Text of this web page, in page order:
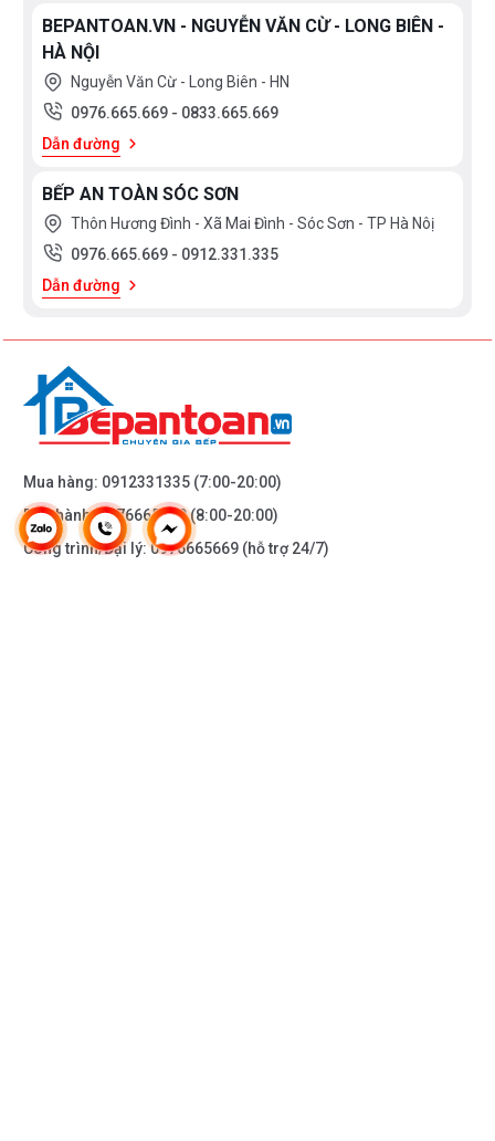
BEPANTOAN.VN - NGUYỄN VĂN CỪ - LONG BIÊN -
HÀ NỘI
Nguyễn Văn Cừ - Long Biên - HN
0976.665.669 - 0833.665.669
Dẫn đường
BẾP AN TOÀN SÓC SƠN
Thôn Hương Đình - Xã Mai Đình - Sóc Sơn - TP Hà Nôị
0976.665.669 - 0912.331.335
Dẫn đường
Mua hàng: 0912331335 (7:00-20:00)
Bảo hành:0976665669(8:00-20:00)
Công trình/Đại lý:0976665669 (hỗ trợ 24/7)